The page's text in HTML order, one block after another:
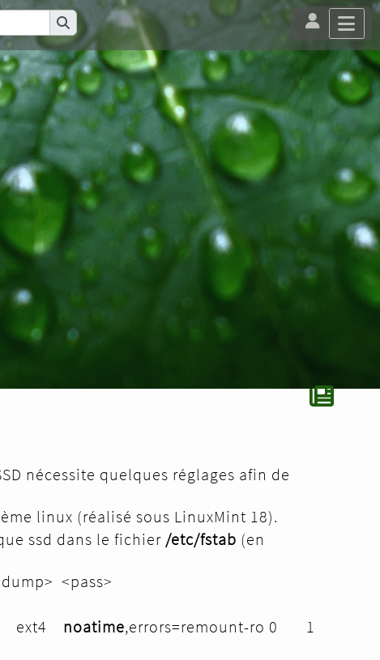
nécessite quelques réglages afin de
linux (réalisé sous LinuxMint 18).
ssd dans le fichier /etc/fstab (en
<pass>
/ ext4 noatime,errors=remount-ro 0 1